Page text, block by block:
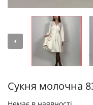
Сукня молочна